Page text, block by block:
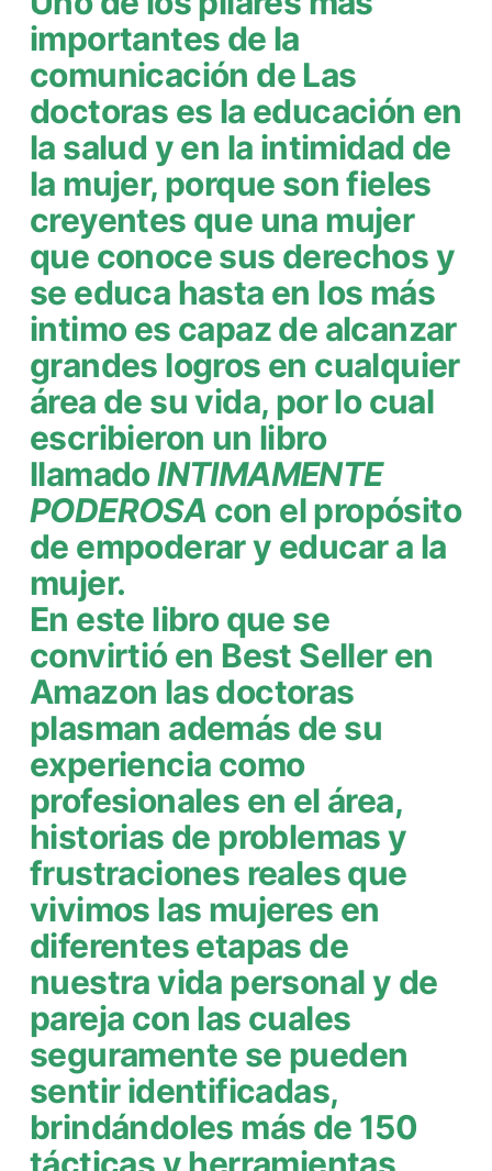
importantes de la
comunicación de Las
doctoras es la educación en
la salud y en la intimidad de
la mujer, porque son fieles
creyentes que una mujer
que conoce sus derechos y
se educa hasta en los más
intimo es capaz de alcanzar
grandes logros en cualquier
área de su vida, por lo cual
escribieron un libro
llamadoINTIMAMENTE
PODEROSA con el propósito
de empoderar y educar a la
mujer.
En este libro que se
convirtió en Best Seller en
Amazon las doctoras
plasman además de su
experiencia como
profesionales en el área,
historias de problemas y
frustraciones reales que
vivimos las mujeres en
diferentes etapas de
nuestra vida personal y de
pareja con las cuales
seguramente se pueden
sentir identificadas,
brindándoles más de 150
tácticas y herramientas